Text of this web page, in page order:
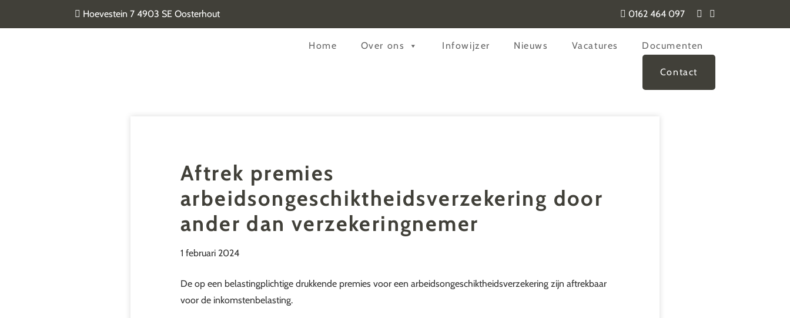
Hoevestein 7 4903 SE Oosterhout 0162 464 097
Header
Home Over ons Infowijzer Nieuws Vacatures Documenten
Contact
Aftrek premies
arbeidsongeschiktheidsverzekering door
ander dan verzekeringnemer
1 februari 2024
De op een belastingplichtige drukkende premies voor een arbeidsongeschiktheidsverzekering zijn aftrekbaar
voor de inkomstenbelasting.